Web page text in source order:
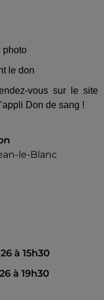
photo
le don
vous sur le site
Don de sang !
le-Blanc
à 15h30
à 19h30